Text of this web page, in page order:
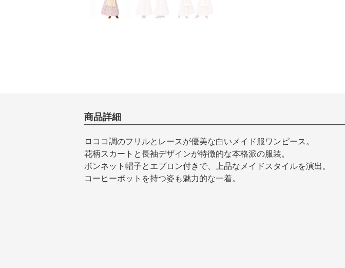
商品詳細
ロココ調のフリルとレースが優美な白いメイド服ワンピース。
花柄スカートと長袖デザインが特徴的な本格派の服装。
ボンネット帽子とエプロン付きで、上品なメイドスタイルを演出。
コーヒーポットを持つ姿も魅力的な一着。